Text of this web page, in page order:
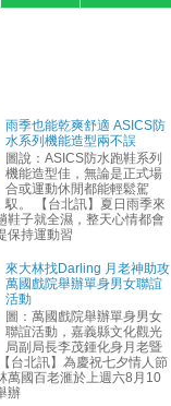
雨季也能乾爽舒適 ASICS防
水系列機能造型兩不誤
圖說：ASICS防水跑鞋系列
機能造型佳，無論是正式場
合或運動休閒都能輕鬆駕
馭。 【台北訊】夏日雨季來
鞋子就全濕，整天心情都會
保持運動習
來大林找Darling 月老神助攻
萬國戲院舉辦單身男女聯誼
活動
圖：萬國戲院舉辦單身男女
聯誼活動，嘉義縣文化觀光
局副局長李茂鍾化身月老暨
北訊】為慶祝七夕情人節
萬國百老滙於上週六8月10
辦